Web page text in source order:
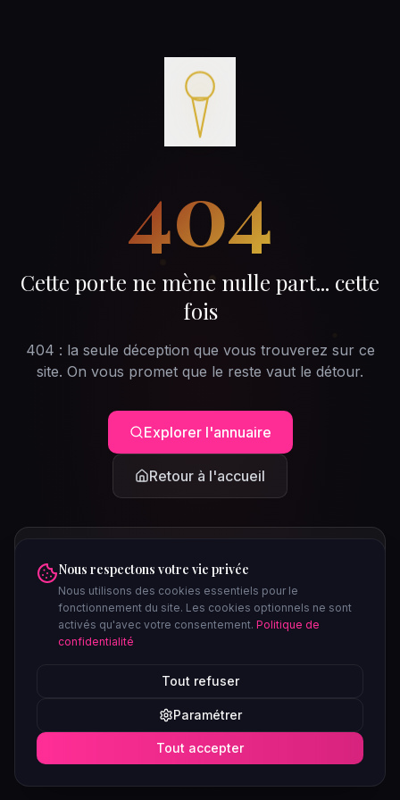
404
Cette porte ne mène nulle part... cette
fois
404 : la seule déception que vous trouverez sur ce
site. On vous promet que le reste vaut le détour.
Explorer l'annuaire
Retour à l'accueil
Soirées ce week-end
Nous respectons votre vie privée
Nous utilisons des cookies essentiels pour le
fonctionnement du site. Les cookies optionnels ne sont
activés qu'avec votre consentement. Politique de
confidentialité
Tout refuser
Paramétrer
Tout accepter